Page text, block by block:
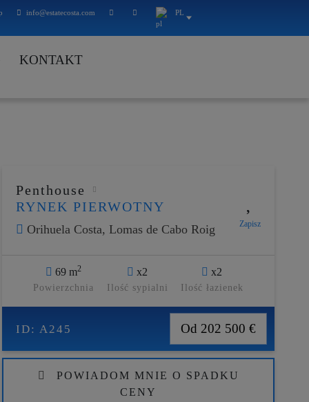
info@estatecosta.com PL
KONTAKT
Penthouse
RYNEK PIERWOTNY
Orihuela Costa, Lomas de Cabo Roig Zapisz
69 m2
Powierzchnia
x2
Ilość sypialni
x2
Ilość łazienek
ID: A245 Od 202 500 €
POWIADOM MNIE O SPADKU
CENY